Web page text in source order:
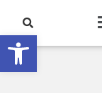
Abrir